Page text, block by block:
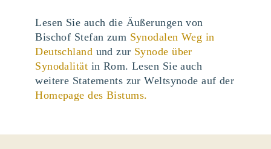
Lesen Sie auch die Äußerungen von
Bischof Stefan zum Synodalen Weg in
Deutschland und zur Synode über
Synodalität in Rom. Lesen Sie auch
weitere Statements zur Weltsynode auf der
Homepage des Bistums.